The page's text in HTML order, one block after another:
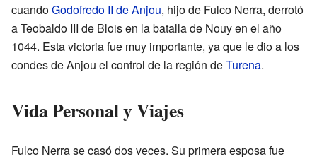
cuandoGodofredo II de Anjou, hijo de Fulco Nerra, derrotó
a Teobaldo III de Blois en la batalla de Nouy en el año
1044. Esta victoria fue muy importante, ya que le dio a los
condes de Anjou el control de la región deTurena.
Vida Personal y Viajes
Fulco Nerra se casó dos veces. Su primera esposa fue